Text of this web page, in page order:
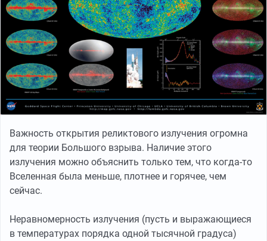
Важность открытия реликтового излучения огромна
для теории Большого взрыва. Наличие этого
излучения можно объяснить только тем, что когда-то
Вселенная была меньше, плотнее и горячее, чем
сейчас.
Неравномерность излучения (пусть и выражающиеся
в температурах порядка одной тысячной градуса)